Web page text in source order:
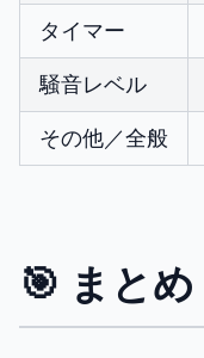
タイマー
騒音レベル
その他／全般
🎯 まとめ